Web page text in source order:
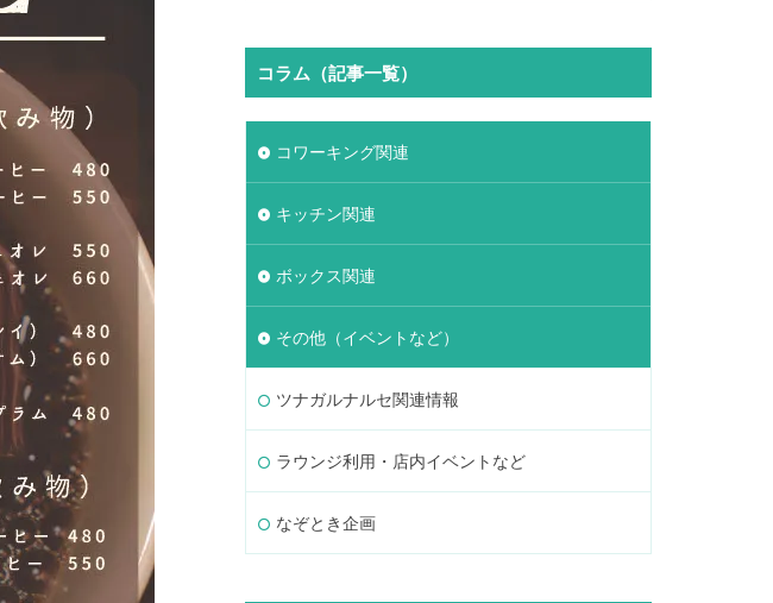
コラム（記事一覧）
コワーキング関連
キッチン関連
ボックス関連
その他（イベントなど）
ツナガルナルセ関連情報
ラウンジ利用・店内イベントなど
なぞとき企画